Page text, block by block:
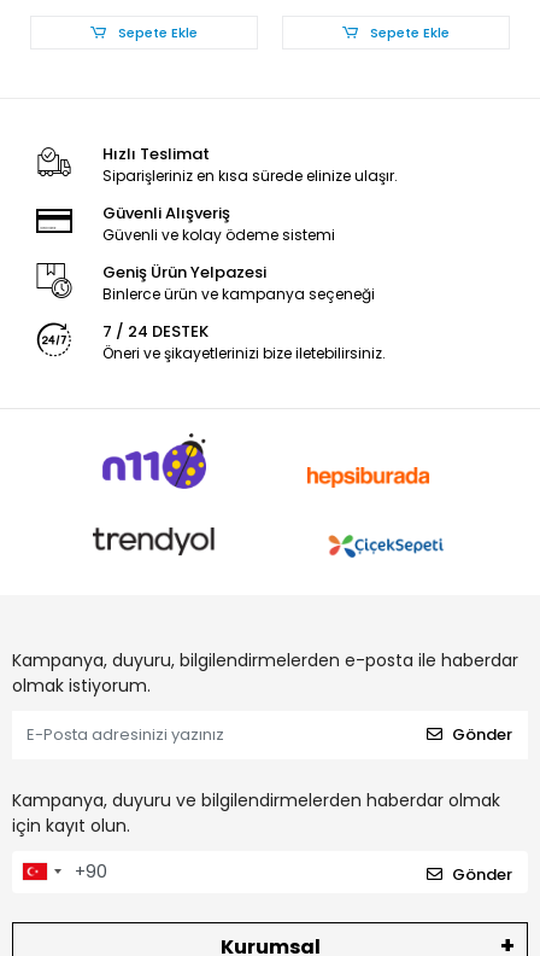
Sepete Ekle Sepete Ekle
Hızlı Teslimat
Siparişleriniz en kısa sürede elinize ulaşır.
Güvenli Alışveriş
Güvenli ve kolay ödeme sistemi
Geniş Ürün Yelpazesi
Binlerce ürün ve kampanya seçeneği
7 / 24 DESTEK
Öneri ve şikayetlerinizi bize iletebilirsiniz.
Kampanya, duyuru, bilgilendirmelerden e-posta ile haberdar
olmak istiyorum.
Gönder
Kampanya, duyuru ve bilgilendirmelerden haberdar olmak
için kayıt olun.
Gönder
Kurumsal